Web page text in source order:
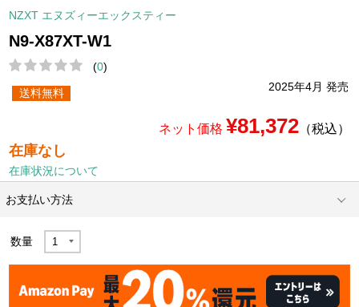
NZXT エヌズィーエックスティー
N9-X87XT-W1
(0)
2025年4月 発売
送料無料
ネット価格 ¥81,372（税込）
在庫なし
在庫状況について
お支払い方法
数量